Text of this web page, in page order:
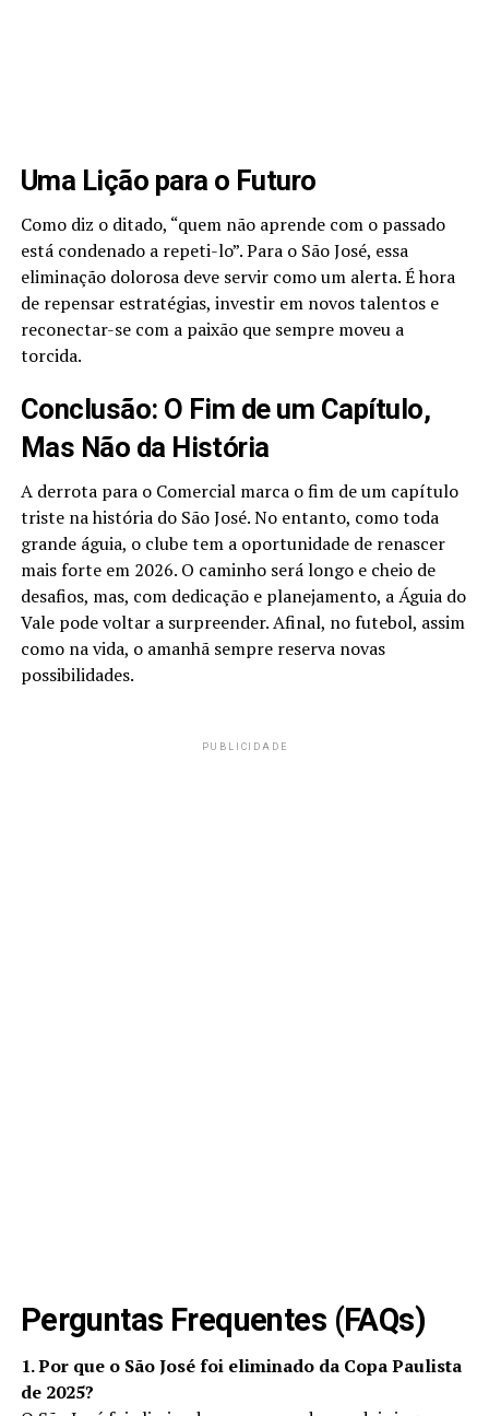
Uma Lição para o Futuro
Como diz o ditado, “quem não aprende com o passado
está condenado a repeti-lo”. Para o São José, essa
eliminação dolorosa deve servir como um alerta. É hora
de repensar estratégias, investir em novos talentos e
reconectar-se com a paixão que sempre moveu a
torcida.
Conclusão: O Fim de um Capítulo,
Mas Não da História
A derrota para o Comercial marca o fim de um capítulo
triste na história do São José. No entanto, como toda
grande águia, o clube tem a oportunidade de renascer
mais forte em 2026. O caminho será longo e cheio de
desafios, mas, com dedicação e planejamento, a Águia do
Vale pode voltar a surpreender. Afinal, no futebol, assim
como na vida, o amanhã sempre reserva novas
possibilidades.
PUBLICIDADE
Perguntas Frequentes (FAQs)
1. Por que o São José foi eliminado da Copa Paulista
de 2025?